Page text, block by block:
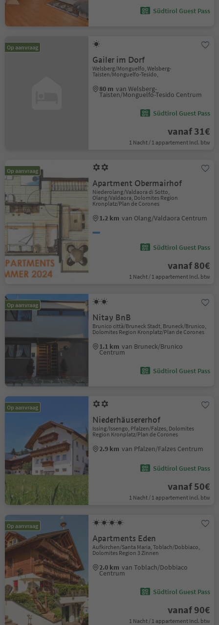
Südtirol Guest Pass
Op aanvraag
Gailer im Dorf
Welsberg/Monguelfo, Welsberg-
Taisten/Monguelfo-Tesido,
80 m van Welsberg-
Taisten/Monguelfo-Tesido Centrum
Südtirol Guest Pass
vanaf 31€
1 Nacht / 1 appartement Incl. btw
Op aanvraag
Apartment Obermairhof
Niederolang/Valdaora di Sotto,
Olang/Valdaora, Dolomites Region
Kronplatz/Plan de Corones
1.2 km van Olang/Valdaora Centrum
Südtirol Guest Pass
vanaf 80€
1 Nacht / 1 appartement Incl. btw
Op aanvraag
Nitay BnB
Brunico città/Bruneck Stadt, Bruneck/Brunico,
Dolomites Region Kronplatz/Plan de Corones
1.1 km van Bruneck/Brunico
Centrum
Südtirol Guest Pass
Op aanvraag
Niederhäusererhof
Issing/Issengo, Pfalzen/Falzes, Dolomites
Region Kronplatz/Plan de Corones
2.9 km van Pfalzen/Falzes Centrum
Südtirol Guest Pass
vanaf 50€
1 Nacht / 1 appartement Incl. btw
Op aanvraag
Apartments Eden
Aufkirchen/Santa Maria, Toblach/Dobbiaco,
Dolomites Region 3 Zinnen
2.0 km van Toblach/Dobbiaco
Centrum
Südtirol Guest Pass
vanaf 90€
1 Nacht / 1 appartement Incl. btw